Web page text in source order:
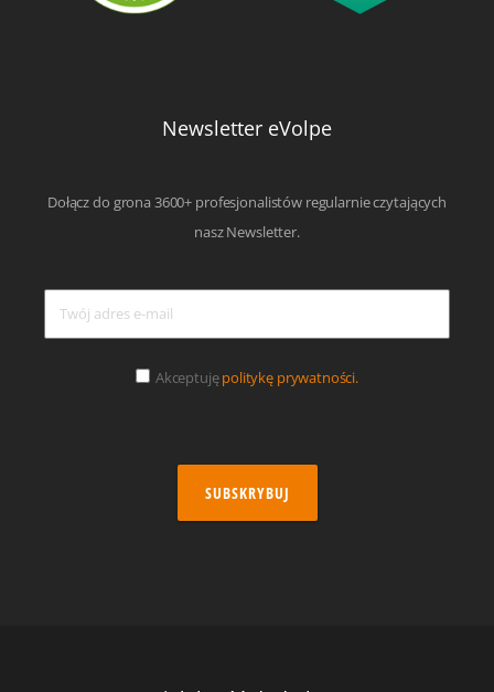
Newsletter eVolpe
Dołącz do grona 3600+ profesjonalistów regularnie czytających
nasz Newsletter.
Akceptujępolitykę prywatności.
SUBSKRYBUJ